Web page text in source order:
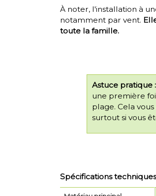
À noter, l'installation à
notamment par vent.
toute la famille.
Astuce pratique :
une première
plage. Cela
surtout si vous
Spécifications techniques